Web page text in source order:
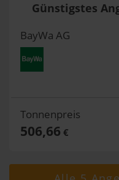
Günstigstes
BayWa AG
Tonnenpreis
506,66 €